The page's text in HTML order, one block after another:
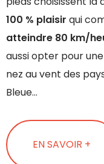
100 % plaisir qui
atteindre 80 km/
aussi opter pour
nez au vent des
Bleue…
EN SAVOIR +